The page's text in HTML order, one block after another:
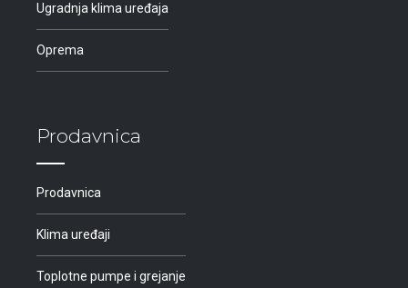
Ugradnja klima uređaja
Oprema
Prodavnica
Prodavnica
Klima uređaji
Toplotne pumpe i grejanje